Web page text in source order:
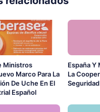
Ministros
Marco Para La
De Uche En El
Español
España Y
La